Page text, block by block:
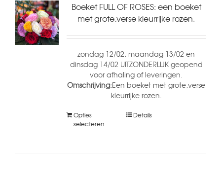
Boeket FULL OF ROSES: een boeket
met grote,verse kleurrijke rozen.
zondag 12/02, maandag 13/02 en
dinsdag 14/02 UITZONDERLIJK geopend
voor afhaling of leveringen.
Omschrijving:Een boeket met grote,verse
kleurrijke rozen.
Opties
selecteren
Details